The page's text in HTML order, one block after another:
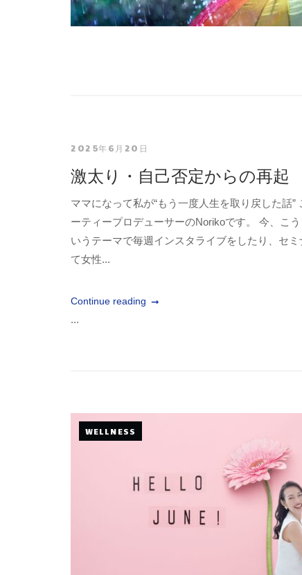
2025年6月20日
激太り・自己否定からの再起
ママになって私が“もう一度人生を取り戻した話”
ーティープロデューサーのNorikoです。 今、こう
いうテーマで毎週インスタライブをしたり、セ
て女性...
Continue reading
...
WELLNESS